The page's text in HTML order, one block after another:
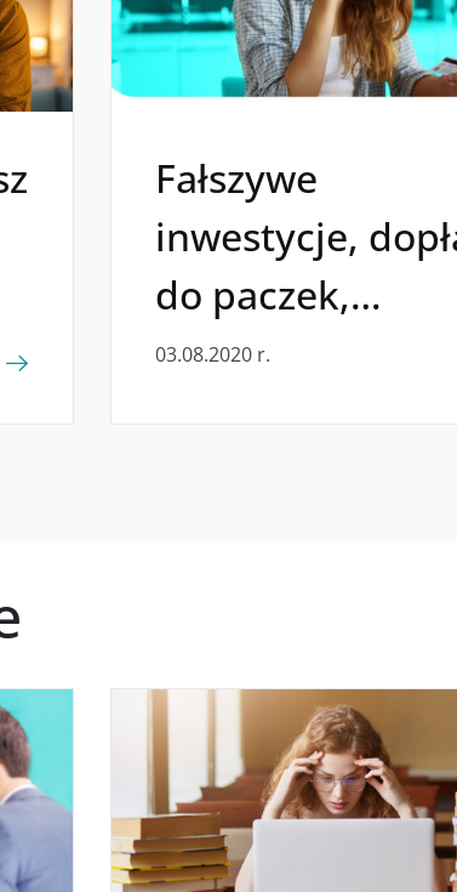
Fałszywe
inwestycje,
do paczek,
oszustwa na kody
03.08.2020 r.